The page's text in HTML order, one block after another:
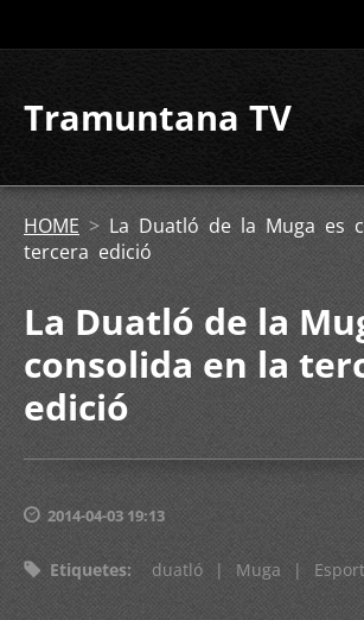
Tramuntana TV
HOME > La Duatló de la Muga es
tercera edició
La Duatló de la
consolida en la
edició
2014-04-03 19:13
Etiquetes: duatló | Muga |